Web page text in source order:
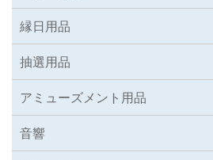
縁日用品
抽選用品
アミューズメント用品
音響